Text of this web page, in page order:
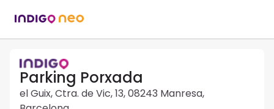
Parking Porxada
el Guix, Ctra. de Vic, 13, 08243 Manresa,